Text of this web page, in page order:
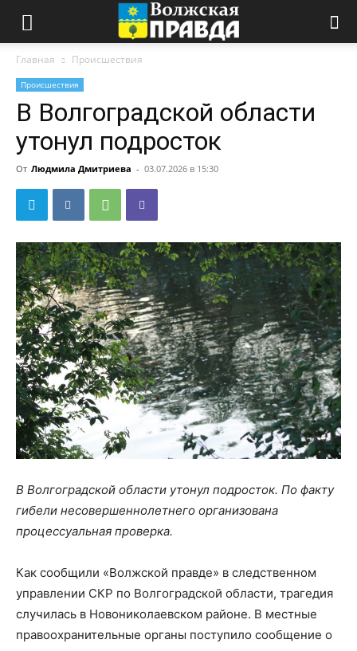
Главная Происшествия
Происшествия
В Волгоградской области
утонул подросток
От Людмила Дмитриева - 03.07.2026 в 15:30
В Волгоградской области утонул подросток. По факту
гибели несовершеннолетнего организована
процессуальная проверка.
Как сообщили «Волжской правде» в следственном
управлении СКР по Волгоградской области, трагедия
случилась в Новониколаевском районе. В местные
правоохранительные органы поступило сообщение о